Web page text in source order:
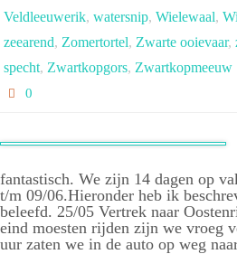
Veldleeuwerik, watersnip, Wielewaal,
zeearend, Zomertortel, Zwarte ooievaar,
specht, Zwartkopgors, Zwartkopmeeuw
0
fantastisch. We zijn 14 dagen op
t/m 09/06.Hieronder heb ik
beleefd. 25/05 Vertrek naar
eind moesten rijden zijn we vroeg
uur zaten we in de auto op weg